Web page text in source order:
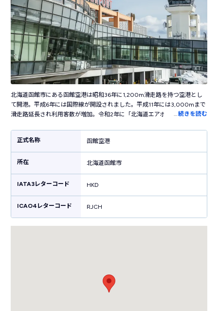
北海道函館市にある函館空港は昭和36年に1,200m滑走路を持つ空港とし
て開港。平成6年には国際線が開設されました。平成11年には3,000mまで
滑走路延長され利用客数が増加。令和2年に「北海道エアポート」が民営化
を誇ります。就航会社はANA、JAL、エアドゥが就航しており、東京・大
阪・名古屋・新千歳といった主要都市への定期便が運行しています。ま
た、函館市内中心部から近いため、国内移動の利便性に優れている点も特
徴。そのため、函館観光を目的として訪れる利用客のみならず、県外へ向
かう道民の多くが利用する空港として重要な役割を担っています。
…続きを読む
正式名称 函館空港
所在 北海道函館市
IATA3レターコード HKD
ICAO4レターコード RJCH